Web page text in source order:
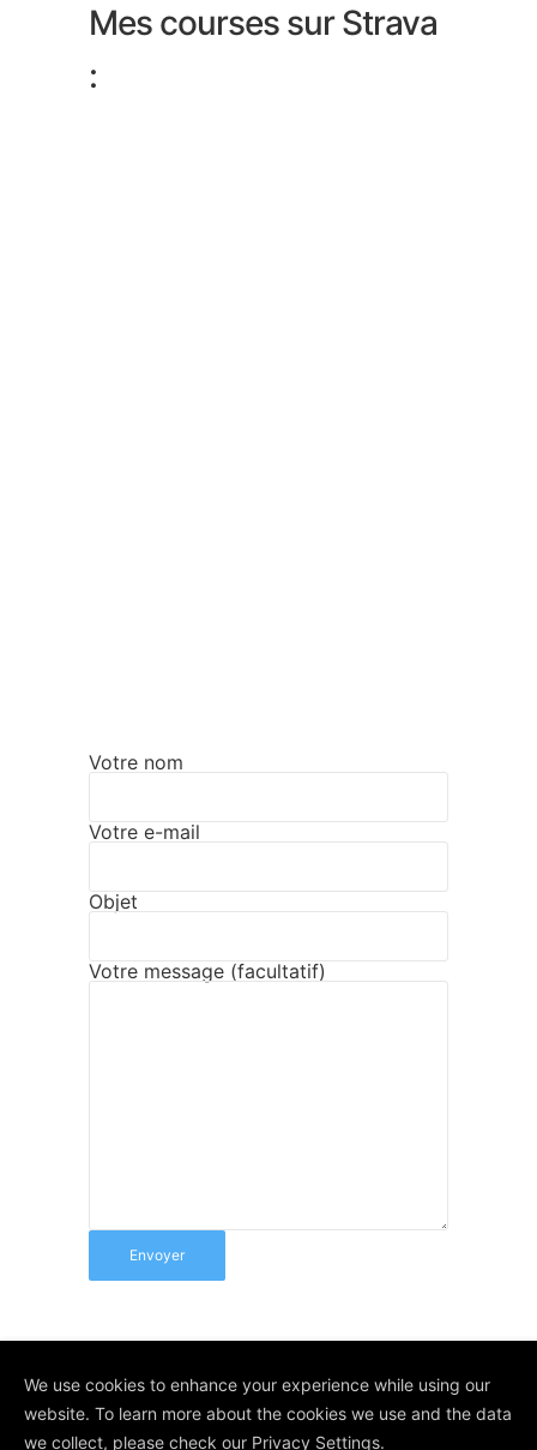
Mes courses sur Strava
:
Votre nom
Votre e-mail
Objet
Votre message (facultatif)
© Depuis 2006 KAREDESS- Création
de sites internet à Wittelsheim
We use cookies to enhance your experience while using our
website. To learn more about the cookies we use and the data
we collect, please check our Privacy Settings.